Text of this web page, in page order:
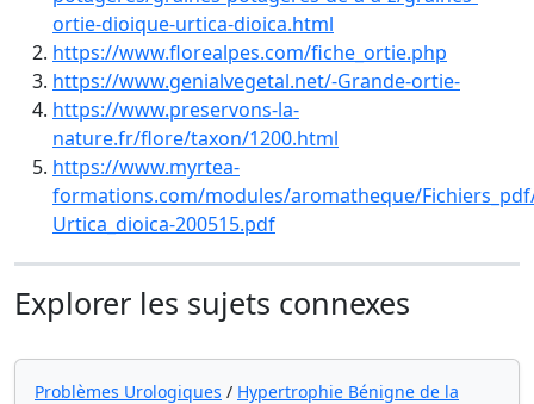
ortie-dioique-urtica-dioica.html
https://www.florealpes.com/fiche_ortie.php
https://www.genialvegetal.net/-Grande-ortie-
https://www.preservons-la-
nature.fr/flore/taxon/1200.html
https://www.myrtea-
formations.com/modules/aromatheque/
Urtica_dioica-200515.pdf
Explorer les sujets connexes
Problèmes Urologiques / Hypertrophie Bénigne de la